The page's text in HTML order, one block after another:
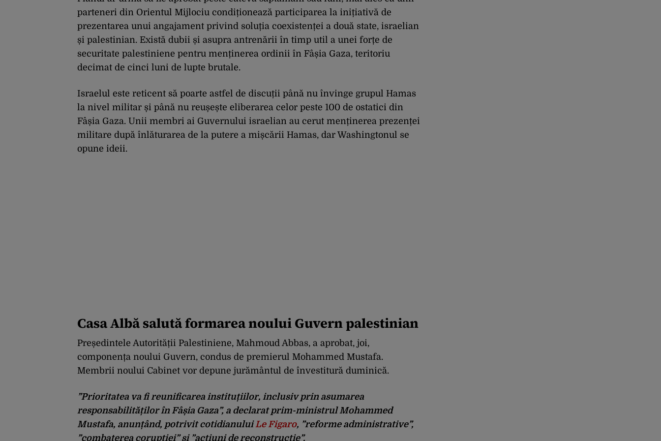
parteneri din Orientul Mijlociu condiționează participarea la inițiativă de
prezentarea unui angajament privind soluția coexistenței a două state, israelian
și palestinian. Există dubii și asupra antrenării în timp util a unei forțe de
securitate palestiniene pentru menținerea ordinii în Fâșia Gaza, teritoriu
decimat de cinci luni de lupte brutale.
Israelul este reticent să poarte astfel de discuții până nu învinge grupul Hamas
la nivel militar și până nu reușește eliberarea celor peste 100 de ostatici din
Fâșia Gaza. Unii membri ai Guvernului israelian au cerut menținerea prezenței
militare după înlăturarea de la putere a mișcării Hamas, dar Washingtonul se
opune ideii.
Casa Albă salută formarea noului Guvern palestinian
Președintele Autorității Palestiniene, Mahmoud Abbas, a aprobat, joi,
componența noului Guvern, condus de premierul Mohammed Mustafa.
Membrii noului Cabinet vor depune jurământul de învestitură duminică.
”Prioritatea va fi reunificarea instituțiilor, inclusiv prin asumarea
responsabilităților în Fâșia Gaza”, a declarat prim-ministrul Mohammed
Mustafa, anunțând, potrivit cotidianuluiLe Figaro, ”reforme administrative”,
”combaterea corupției” și ”acțiuni de reconstrucție”.